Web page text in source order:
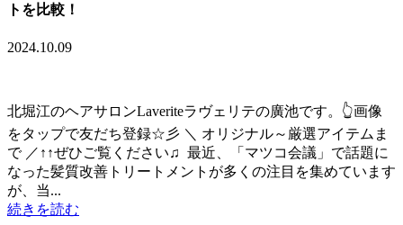
トを比較！
2024.10.09
北堀江のヘアサロンLaveriteラヴェリテの廣池です。👆画像
をタップで友だち登録☆彡 ＼ オリジナル～厳選アイテムま
で ／↑↑ぜひご覧ください♫ 最近、「マツコ会議」で話題に
なった髪質改善トリートメントが多くの注目を集めています
が、当...
続きを読む